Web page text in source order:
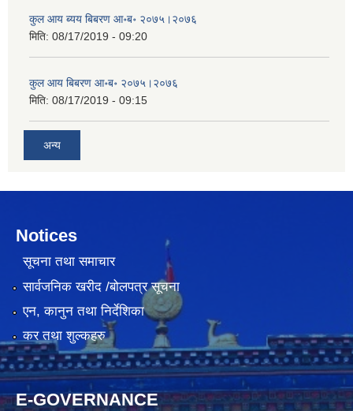
कुल आय ब्यय बिबरण आ॰ब॰ २०७५।२०७६
मिति: 08/17/2019 - 09:20
कुल आय बिबरण आ॰ब॰ २०७५।२०७६
मिति: 08/17/2019 - 09:15
अन्य
Notices
सूचना तथा समाचार
सार्वजनिक खरीद /बोलपत्र सूचना
एन, कानुन तथा निर्देशिका
कर तथा शुल्कहरु
E-GOVERNANCE